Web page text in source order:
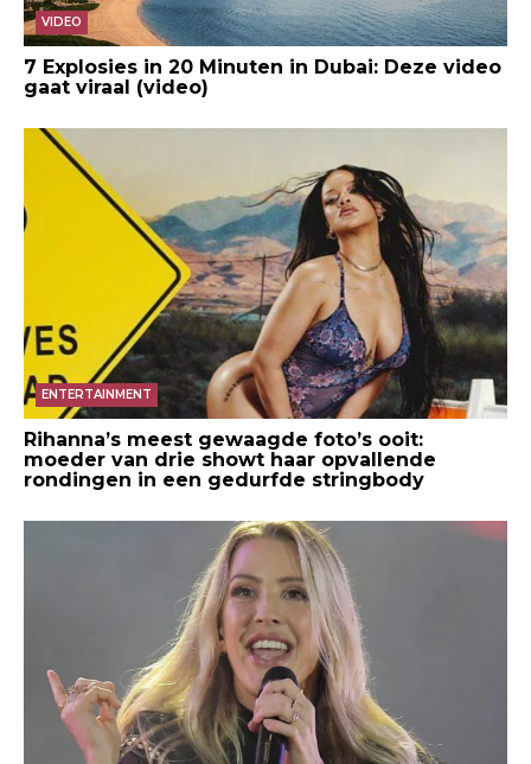
VIDEO
7 Explosies in 20 Minuten in Dubai: Deze video
gaat viraal (video)
ENTERTAINMENT
Rihanna’s meest gewaagde foto’s ooit:
moeder van drie showt haar opvallende
rondingen in een gedurfde stringbody